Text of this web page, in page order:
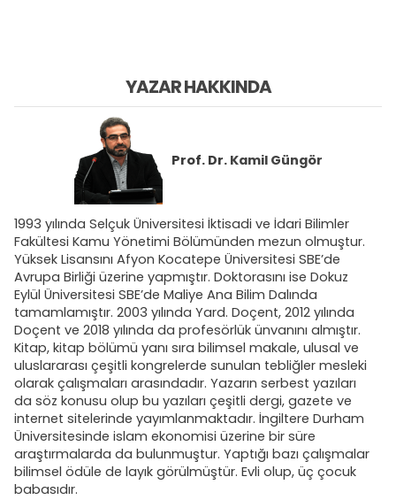
YAZAR HAKKINDA
Prof. Dr. Kamil Güngör
1993 yılında Selçuk Üniversitesi İktisadi ve İdari Bilimler
Fakültesi Kamu Yönetimi Bölümünden mezun olmuştur.
Yüksek Lisansını Afyon Kocatepe Üniversitesi SBE’de
Avrupa Birliği üzerine yapmıştır. Doktorasını ise Dokuz
Eylül Üniversitesi SBE’de Maliye Ana Bilim Dalında
tamamlamıştır. 2003 yılında Yard. Doçent, 2012 yılında
Doçent ve 2018 yılında da profesörlük ünvanını almıştır.
Kitap, kitap bölümü yanı sıra bilimsel makale, ulusal ve
uluslararası çeşitli kongrelerde sunulan tebliğler mesleki
olarak çalışmaları arasındadır. Yazarın serbest yazıları
da söz konusu olup bu yazıları çeşitli dergi, gazete ve
internet sitelerinde yayımlanmaktadır. İngiltere Durham
Üniversitesinde islam ekonomisi üzerine bir süre
araştırmalarda da bulunmuştur. Yaptığı bazı çalışmalar
bilimsel ödüle de layık görülmüştür. Evli olup, üç çocuk
babasıdır.